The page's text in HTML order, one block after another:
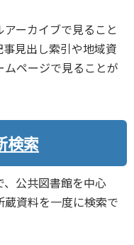
ーカイブで見ること
見出し索引や地域資
ページで見ることが
検索
公共図書館を中心
資料を一度に検索で